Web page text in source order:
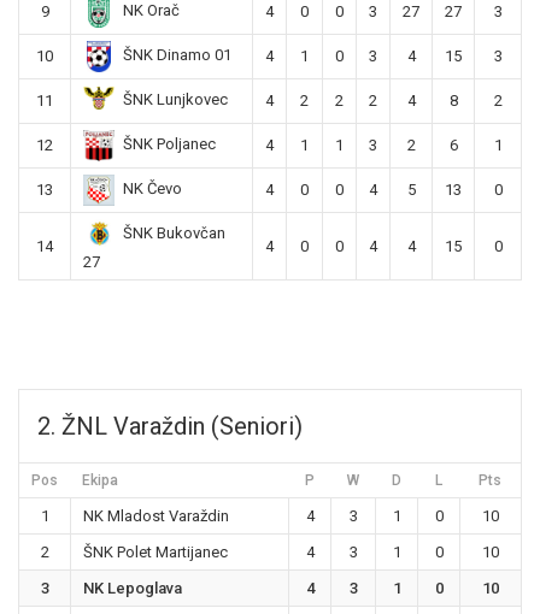
9 NK Orač 4 0 0 3 27 27 3
10 ŠNK Dinamo 01 4 1 0 3 4 15 3
11 ŠNK Lunjkovec 4 2 2 2 4 8 2
12 ŠNK Poljanec 4 1 1 3 2 6 1
13 NK Čevo 4 0 0 4 5 13 0
14
ŠNK Bukovčan
27
4 0 0 4 4 15 0
2. ŽNL Varaždin (Seniori)
Pos Ekipa P W D L Pts
1 NK Mladost Varaždin 4 3 1 0
10
2
ŠNK Polet Martijanec 4 3 1 0
10
3
NK Lepoglava 4 3 1 0
10